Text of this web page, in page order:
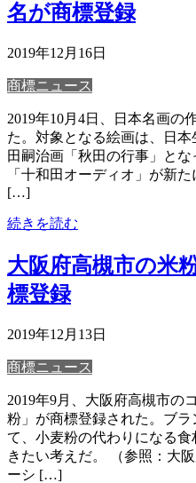
名が商標登録
2019年12月16日
商標ニュース
2019年10月4日、日本名画の
た。対象となる絵画は、日
田嗣治画「秋田の行事」と
「十和田オーディオ」が新
[…]
続きを読む
大阪府高槻市の米
標登録
2019年12月13日
商標ニュース
2019年9月、大阪府高槻市の
粉」が商標登録された。ブ
て、小麦粉の代わりになる
きたい考えだ。 （参照：大
ーシ […]